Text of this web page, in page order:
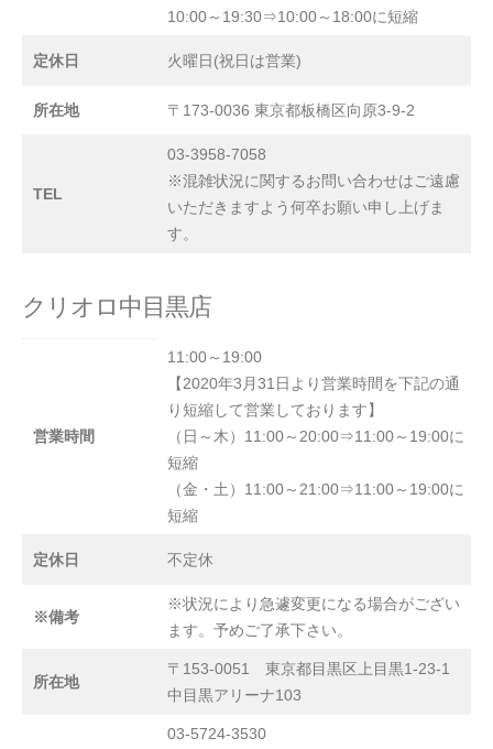
10:00～19:30⇒10:00～18:00に短縮
定休日 火曜日(祝日は営業)
所在地 〒173-0036 東京都板橋区向原3-9-2
TEL
03-3958-7058
※混雑状況に関するお問い合わせはご遠慮
いただきますよう何卒お願い申し上げま
す。
クリオロ中目黒店
営業時間
11:00～19:00
【2020年3月31日より営業時間を下記の通
り短縮して営業しております】
（日～木）11:00～20:00⇒11:00～19:00に
短縮
（金・土）11:00～21:00⇒11:00～19:00に
短縮
定休日 不定休
※備考
※状況により急遽変更になる場合がござい
ます。予めご了承下さい。
所在地
〒153-0051 東京都目黒区上目黒1-23-1
中目黒アリーナ103
03-5724-3530